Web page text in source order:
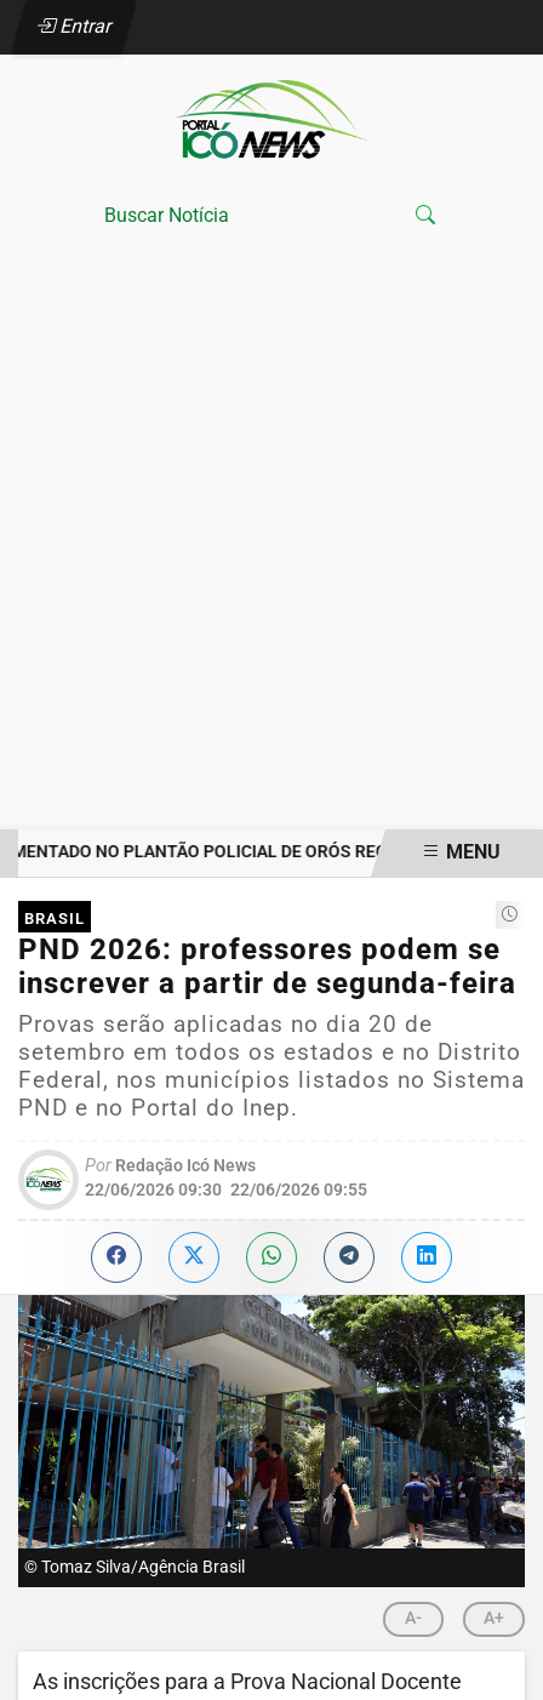
Entrar
NO PLANTÃO POLICIAL DE ORÓS REGISTRA
EM ALTA
MENU
BRASIL
PND 2026: professores podem se
inscrever a partir de segunda-feira
Provas serão aplicadas no dia 20 de
setembro em todos os estados e no Distrito
Federal, nos municípios listados no Sistema
PND e no Portal do Inep.
Por Redação Icó News
22/06/2026 09:30 22/06/2026 09:55
© Tomaz Silva/Agência Brasil
A- A+
As inscrições para a Prova Nacional Docente